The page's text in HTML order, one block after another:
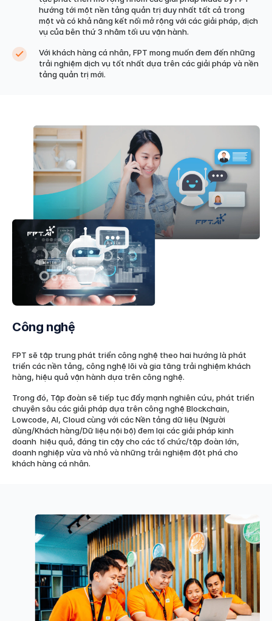
hướng tới một nền tảng quản trị duy nhất tất cả trong
một và có khả năng kết nối mở rộng với các giải pháp, dịch
vụ của bên thứ 3 nhằm tối ưu vận hành.
Với khách hàng cá nhân, FPT mong muốn đem đến những
trải nghiệm dịch vụ tốt nhất dựa trên các giải pháp và nền
tảng quản trị mới.
Công nghệ
FPT sẽ tập trung phát triển công nghệ theo hai hướng là phát
triển các nền tảng, công nghệ lõi và gia tăng trải nghiệm khách
hàng, hiệu quả vận hành dựa trên công nghệ.
Trong đó, Tập đoàn sẽ tiếp tục đẩy mạnh nghiên cứu, phát triển
chuyên sâu các giải pháp dựa trên công nghệ Blockchain,
Lowcode, AI, Cloud cùng với các Nền tảng dữ liệu (Người
dùng/Khách hàng/Dữ liệu nội bộ) đem lại các giải pháp kinh
doanh hiệu quả, đáng tin cậy cho các tổ chức/tập đoàn lớn,
doanh nghiệp vừa và nhỏ và những trải nghiệm đột phá cho
khách hàng cá nhân.